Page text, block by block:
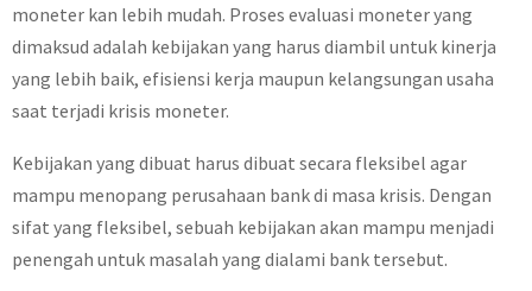
moneter kan lebih mudah. Proses evaluasi moneter yang
dimaksud adalah kebijakan yang harus diambil untuk kinerja
yang lebih baik, efisiensi kerja maupun kelangsungan usaha
saat terjadi krisis moneter.
Kebijakan yang dibuat harus dibuat secara fleksibel agar
mampu menopang perusahaan bank di masa krisis. Dengan
sifat yang fleksibel, sebuah kebijakan akan mampu menjadi
penengah untuk masalah yang dialami bank tersebut.